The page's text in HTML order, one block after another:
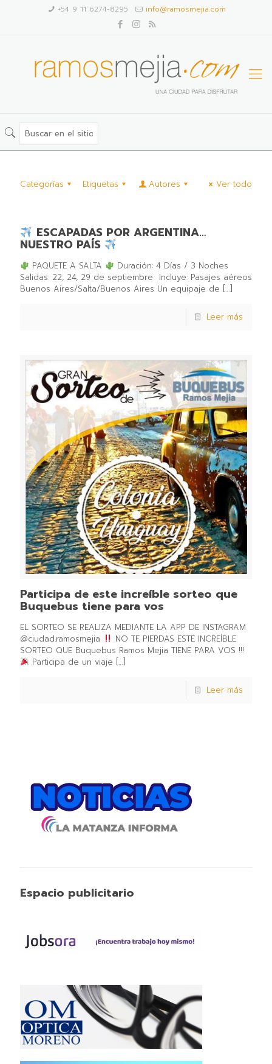
+54 9 11 6274-8295 info@ramosmejia.com
Categorías Etiquetas Autores Ver todo
ESCAPADAS POR ARGENTINA⁣…
NUESTRO PAÍS ⁣
PAQUETE A SALTA ⁣
Duración: 4 Días / 3 Noches⁣
Salidas: 22, 24, 29 de septiembre⁣ ⁣ Incluye:⁣ Pasajes aéreos
Buenos Aires/Salta/Buenos Aires⁣ Un equipaje de […]
Leer más
Participa de este increíble sorteo que
Buquebus tiene para vos
EL SORTEO SE REALIZA MEDIANTE LA APP DE INSTAGRAM
@ciudad.ramosmejia
NO TE PIERDAS ESTE INCREÍBLE
SORTEO QUE Buquebus Ramos Mejia TIENE PARA VOS !!!
Participa de un viaje […]
Leer más
Espacio publicitario